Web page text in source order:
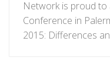
Network is proud
Conference in
2015: Differences